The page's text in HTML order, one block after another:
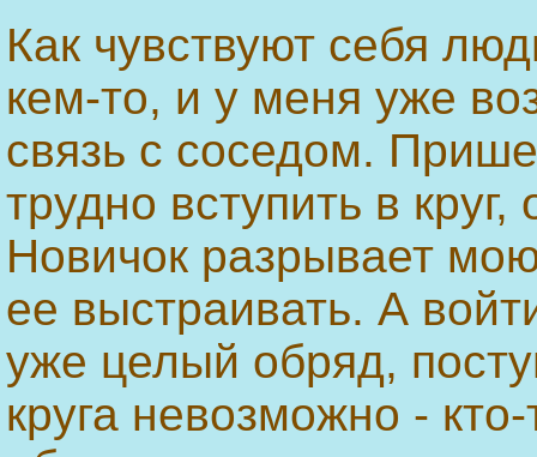
Как чувствуют себя
кем-то, и у меня уже
связь с соседом.
трудно вступить в
Новичок разрывает
ее выстраивать. А
уже целый обряд,
круга невозможно -